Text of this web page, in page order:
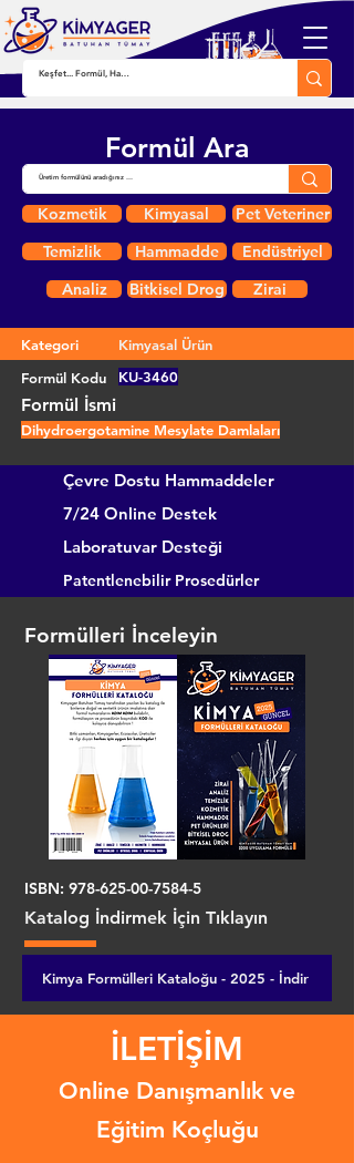
Formül Ara
Kozmetik Kimyasal
Pet Veteriner
Temizlik
Hammadde
Endüstriyel
Analiz
Bitkisel Drog Zirai
Kategori
Kimyasal Ürün
Formül Kodu
KU-3460
Formül İsmi
Dihydroergotamine Mesylate Damlaları
Çevre Dostu Hammaddeler
7/24 Online Destek
Laboratuvar Desteği
Patentlenebilir Prosedürler
Formülleri İnceleyin
ISBN: 978-625-00-7584-5
Katalog İndirmek İçin Tıklayın
Kimya Formülleri Kataloğu - 2025 - İndir
İLETİŞİM
Online Danışmanlık ve
Eğitim Koçluğu